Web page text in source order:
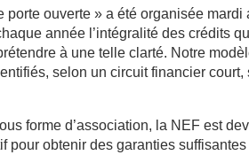
ouverte » a été organisée mardi
année l’intégralité des crédits
à une telle clarté. Notre
selon un circuit financier
forme d’association, la NEF est
pour obtenir des garanties